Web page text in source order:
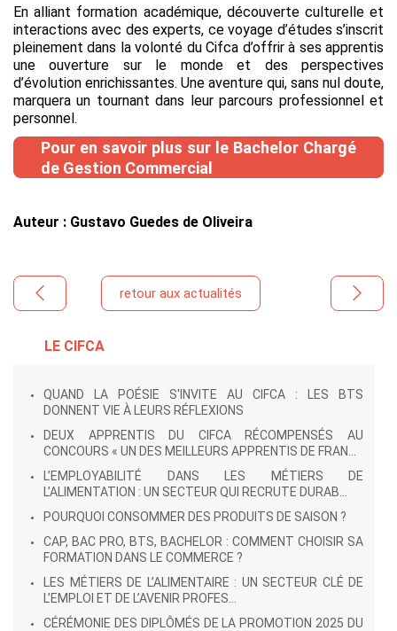
LE CIFCA
QUAND LA POÉSIE S'INVITE AU CIFCA : LES BTS
DONNENT VIE À LEURS RÉFLEXIONS
DEUX APPRENTIS DU CIFCA RÉCOMPENSÉS AU
CONCOURS « UN DES MEILLEURS APPRENTIS DE FRAN...
L’EMPLOYABILITÉ DANS LES MÉTIERS DE
L’ALIMENTATION : UN SECTEUR QUI RECRUTE DURAB...
POURQUOI CONSOMMER DES PRODUITS DE SAISON ?
CAP, BAC PRO, BTS, BACHELOR : COMMENT CHOISIR SA
FORMATION DANS LE COMMERCE ?
LES MÉTIERS DE L’ALIMENTAIRE : UN SECTEUR CLÉ DE
L’EMPLOI ET DE L’AVENIR PROFES...
CÉRÉMONIE DES DIPLÔMÉS DE LA PROMOTION 2025 DU
En alliant formation académique, découverte culturelle et
interactions avec des experts, ce voyage d’études s’inscrit
pleinement dans la volonté du Cifca d’offrir à ses apprentis
une ouverture sur le monde et des perspectives
d’évolution enrichissantes. Une aventure qui, sans nul doute,
marquera un tournant dans leur parcours professionnel et
personnel.
Pour en savoir plus sur le Bachelor Chargé
de Gestion Commercial
Auteur : Gustavo Guedes de Oliveira
retour aux actualités